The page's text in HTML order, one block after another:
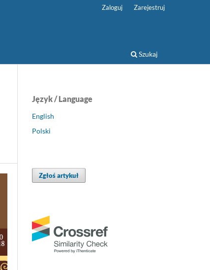
Szukaj
Zaloguj Zarejestruj
Język / Language
English
Polski
Zgłoś artykuł